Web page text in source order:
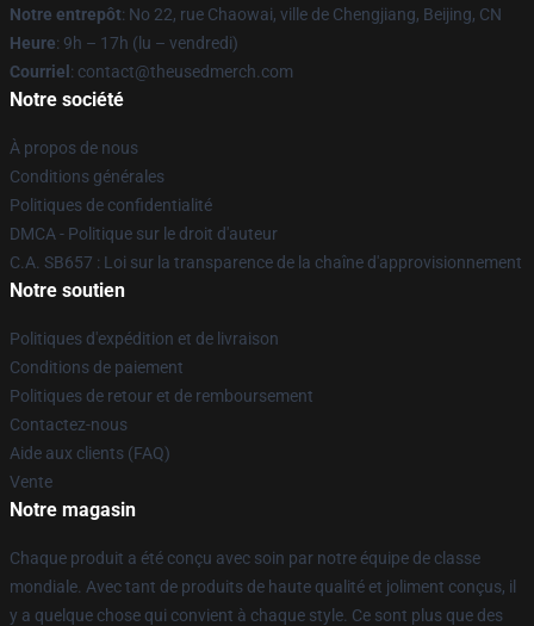
Notre entrepôt: No 22, rue Chaowai, ville de Chengjiang, Beijing, CN
Heure: 9h – 17h (lu – vendredi)
Courriel : contact@theusedmerch.com
Notre société
À propos de nous
Conditions générales
Politiques de confidentialité
DMCA - Politique sur le droit d'auteur
C.A. SB657 : Loi sur la transparence de la chaîne d'approvisionnement
Notre soutien
Politiques d'expédition et de livraison
Conditions de paiement
Politiques de retour et de remboursement
Contactez-nous
Aide aux clients (FAQ)
Vente
Notre magasin
Chaque produit a été conçu avec soin par notre équipe de classe
mondiale. Avec tant de produits de haute qualité et joliment conçus, il
y a quelque chose qui convient à chaque style. Ce sont plus que des